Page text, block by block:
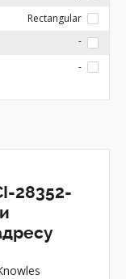
Rectangular
-
-
28352-